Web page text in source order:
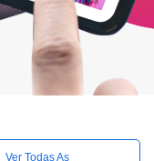
Ver Todas As